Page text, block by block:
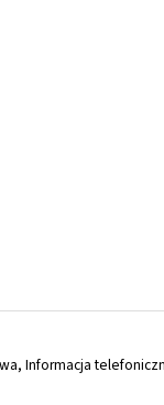
Informacja